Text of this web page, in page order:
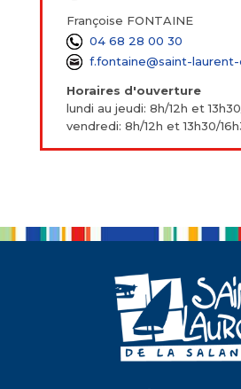
Françoise FONTAINE
04 68 28 00 30
f.fontaine@saint-
Horaires d'ouverture
lundi au jeudi: 8h/12h et
vendredi: 8h/12h et 13h30/